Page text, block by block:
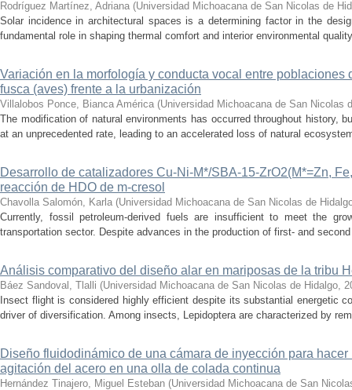
Rodríguez Martínez, Adriana (Universidad Michoacana de San Nicolas de
Solar incidence in architectural spaces is a determining factor in the
fundamental role in shaping thermal comfort and interior environmental
Variación en la morfología y conducta vocal entre poblaciones
fusca (aves) frente a la urbanización
Villalobos Ponce, Bianca América (Universidad Michoacana de San Nicolas
The modification of natural environments has occurred throughout history,
at an unprecedented rate, leading to an accelerated loss of natural
Desarrollo de catalizadores Cu-Ni-M*/SBA-15-ZrO2(M*=Zn,
reacción de HDO de m-cresol
Chavolla Salomón, Karla (Universidad Michoacana de San Nicolas de
Currently, fossil petroleum-derived fuels are insufficient to meet the
transportation sector. Despite advances in the production of first- and
Análisis comparativo del diseño alar en mariposas de la tribu
Báez Sandoval, Tlalli (Universidad Michoacana de San Nicolas de Hidalgo,
Insect flight is considered highly efficient despite its substantial energetic
driver of diversification. Among insects, Lepidoptera are characterized by
Diseño fluidodinámico de una cámara de inyección para
agitación del acero en una olla de colada continua
Hernández Tinajero, Miguel Esteban (Universidad Michoacana de San